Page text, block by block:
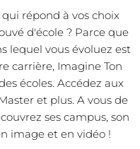
répond à vos choix
d'école ? Parce que
lequel vous évoluez est
carrière, Imagine Ton
écoles. Accédez aux
et plus. A vous de
ses campus, son
image et en vidéo !